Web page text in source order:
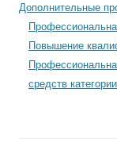
Дополнительные
Повышение
средств